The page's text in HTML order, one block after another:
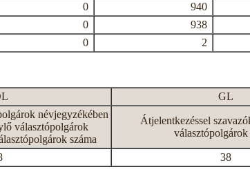
0 940
0 938
0 2
GL
névjegyzékében
választópolgárok
száma
Átjelentkezéssel
választópolgárok
38